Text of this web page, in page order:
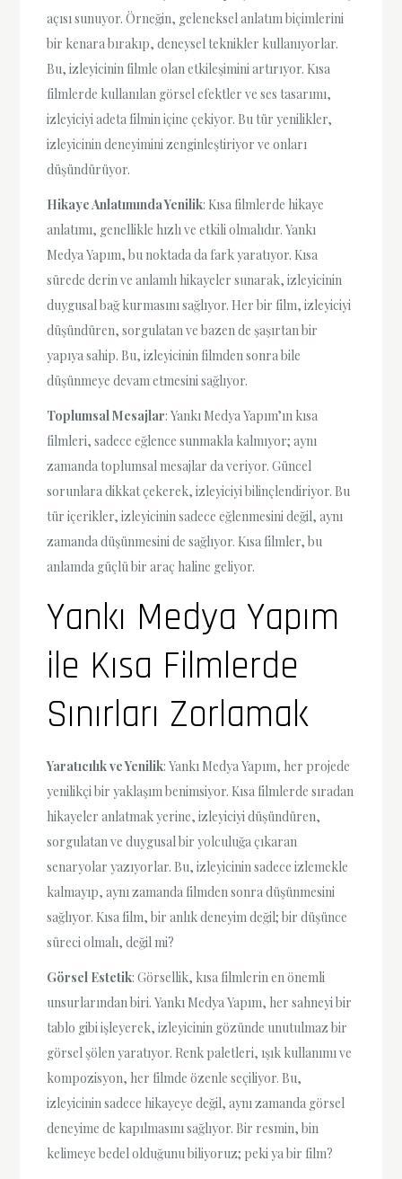
açısı sunuyor. Örneğin, geleneksel anlatım biçimlerini
bir kenara bırakıp, deneysel teknikler kullanıyorlar.
Bu, izleyicinin filmle olan etkileşimini artırıyor. Kısa
filmlerde kullanılan görsel efektler ve ses tasarımı,
izleyiciyi adeta filmin içine çekiyor. Bu tür yenilikler,
izleyicinin deneyimini zenginleştiriyor ve onları
düşündürüyor.
Hikaye Anlatımında Yenilik: Kısa filmlerde hikaye
anlatımı, genellikle hızlı ve etkili olmalıdır. Yankı
Medya Yapım, bu noktada da fark yaratıyor. Kısa
sürede derin ve anlamlı hikayeler sunarak, izleyicinin
duygusal bağ kurmasını sağlıyor. Her bir film, izleyiciyi
düşündüren, sorgulatan ve bazen de şaşırtan bir
yapıya sahip. Bu, izleyicinin filmden sonra bile
düşünmeye devam etmesini sağlıyor.
Toplumsal Mesajlar: Yankı Medya Yapım’ın kısa
filmleri, sadece eğlence sunmakla kalmıyor; aynı
zamanda toplumsal mesajlar da veriyor. Güncel
sorunlara dikkat çekerek, izleyiciyi bilinçlendiriyor. Bu
tür içerikler, izleyicinin sadece eğlenmesini değil, aynı
zamanda düşünmesini de sağlıyor. Kısa filmler, bu
anlamda güçlü bir araç haline geliyor.
Yankı Medya Yapım
ile Kısa Filmlerde
Sınırları Zorlamak
Yaratıcılık ve Yenilik: Yankı Medya Yapım, her projede
yenilikçi bir yaklaşım benimsiyor. Kısa filmlerde sıradan
hikayeler anlatmak yerine, izleyiciyi düşündüren,
sorgulatan ve duygusal bir yolculuğa çıkaran
senaryolar yazıyorlar. Bu, izleyicinin sadece izlemekle
kalmayıp, aynı zamanda filmden sonra düşünmesini
sağlıyor. Kısa film, bir anlık deneyim değil; bir düşünce
süreci olmalı, değil mi?
Görsel Estetik: Görsellik, kısa filmlerin en önemli
unsurlarından biri. Yankı Medya Yapım, her sahneyi bir
tablo gibi işleyerek, izleyicinin gözünde unutulmaz bir
görsel şölen yaratıyor. Renk paletleri, ışık kullanımı ve
kompozisyon, her filmde özenle seçiliyor. Bu,
izleyicinin sadece hikayeye değil, aynı zamanda görsel
deneyime de kapılmasını sağlıyor. Bir resmin, bin
kelimeye bedel olduğunu biliyoruz; peki ya bir film?